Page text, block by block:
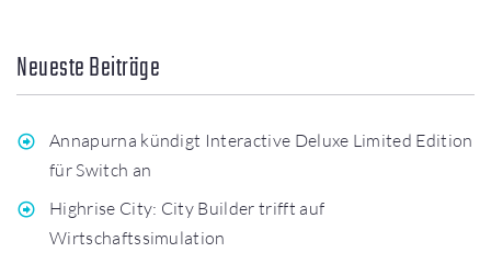
Neueste Beiträge
Annapurna kündigt Interactive Deluxe Limited Edition
für Switch an
Highrise City: City Builder trifft auf
Wirtschaftssimulation